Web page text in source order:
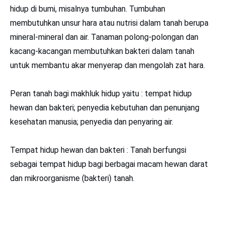
hidup di bumi, misalnya tumbuhan. Tumbuhan
membutuhkan unsur hara atau nutrisi dalam tanah berupa
mineral-mineral dan air. Tanaman polong-polongan dan
kacang-kacangan membutuhkan bakteri dalam tanah
untuk membantu akar menyerap dan mengolah zat hara.
Peran tanah bagi makhluk hidup yaitu : tempat hidup
hewan dan bakteri; penyedia kebutuhan dan penunjang
kesehatan manusia; penyedia dan penyaring air.
Tempat hidup hewan dan bakteri : Tanah berfungsi
sebagai tempat hidup bagi berbagai macam hewan darat
dan mikroorganisme (bakteri) tanah.